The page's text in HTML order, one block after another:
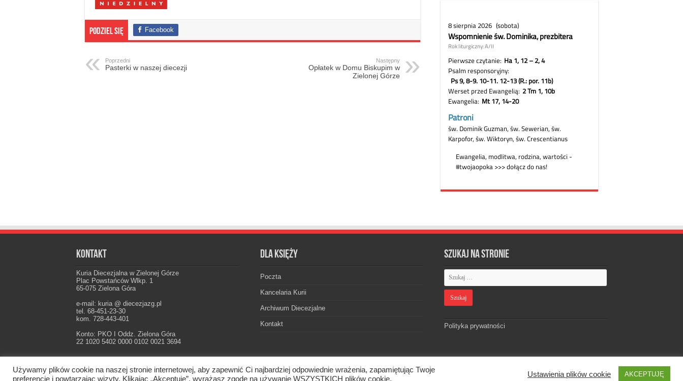
Podziel się Facebook
Poprzedni
Pasterki w naszej diecezji
Następny
Opłatek w Domu Biskupim w
Zielonej Górze
Kontakt
Kuria Diecezjalna w Zielonej Górze
Plac Powstańców Wlkp. 1
65-075 Zielona Góra
e-mail: kuria @ diecezjazg.pl
tel. 68-451-23-30
kom. 728-443-401
Konto: PKO I Oddz. Zielona Góra
22 1020 5402 0000 0102 0021 3694
Dla księży
Poczta
Kancelaria Kurii
Archiwum Diecezjalne
Kontakt
Szukaj na stronie
Polityka prywatności
Designed byWebdawid
Oficjalna strona Diecezji Zielonogórsko-Gorzowskiej. © 2026. Wszelkie prawa zastrzeżone.
Używamy plików cookie na naszej stronie internetowej, aby zapewnić Ci najbardziej odpowiednie wrażenia, zapamiętując Twoje
preferencje i powtarzając wizyty. Klikając „Akceptuję”, wyrażasz zgodę na używanie WSZYSTKICH plików cookie.
Ustawienia plików cookie AKCEPTUJĘ